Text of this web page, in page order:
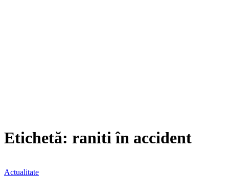
Etichetă: raniti în accident
Actualitate